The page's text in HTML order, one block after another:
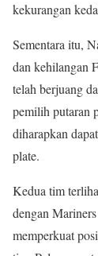
kekurangan
Sementara itu,
dan kehilangan
telah berjuang
pemilih putaran
diharapkan
plate.
Kedua tim
dengan
memperkuat